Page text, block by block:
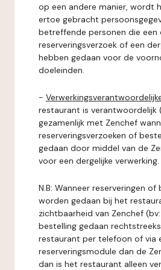
op een andere manier, wordt
ertoe gebracht
betreffende personen die een
reserveringsverzoek of een
hebben gedaan voor de
doeleinden.
-
restaurant is verantwoordelijk
gezamenlijk met Zenchef
reserveringsverzoeken of
gedaan door middel van de
voor een dergelijke verwerking.
N.B: Wanneer reserveringen of
worden gedaan bij het
zichtbaarheid van Zenchef
bestelling gedaan
restaurant per telefoon of via
reserveringsmodule dan de
dan is het restaurant alleen